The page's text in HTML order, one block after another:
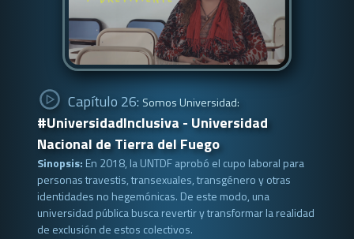
Capítulo 26: Somos Universidad:
#UniversidadInclusiva - Universidad
Nacional de Tierra del Fuego
Sinopsis: En 2018, la UNTDF aprobó el cupo laboral para
personas travestis, transexuales, transgénero y otras
identidades no hegemónicas. De este modo, una
universidad pública busca revertir y transformar la realidad
de exclusión de estos colectivos.